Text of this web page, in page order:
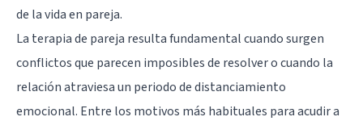
de la vida en pareja.
La terapia de pareja resulta fundamental cuando surgen
conflictos que parecen imposibles de resolver o cuando la
relación atraviesa un periodo de distanciamiento
emocional. Entre los motivos más habituales para acudir a